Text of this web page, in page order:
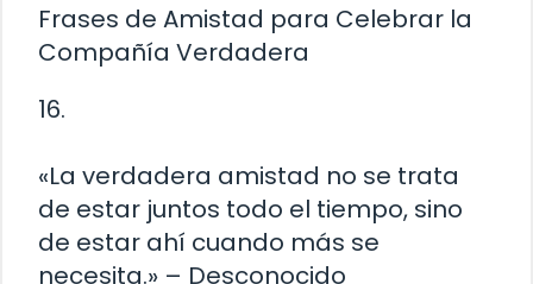
Frases de Amistad para Celebrar la
Compañía Verdadera
16.
«La verdadera amistad no se trata
de estar juntos todo el tiempo, sino
de estar ahí cuando más se
necesita.» – Desconocido